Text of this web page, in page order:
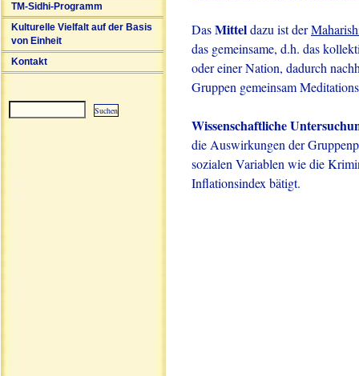
TM-Sidhi-Programm
Kulturelle Vielfalt auf der Basis
von Einheit
Kontakt
DasMitteldazu ist der
das gemeinsame, d.h. das
oder einer Nation, dadurch
Gruppen gemeinsam
Wissenschaftliche
die Auswirkungen der
sozialen Variablen wie die
Inflationsindex bätigt.